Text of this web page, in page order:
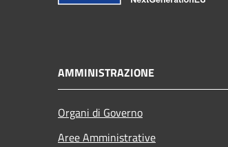
AMMINISTRAZIONE
Organi di Governo
Aree Amministrative